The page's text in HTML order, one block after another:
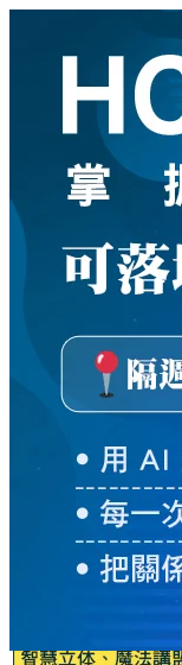
網
路
新